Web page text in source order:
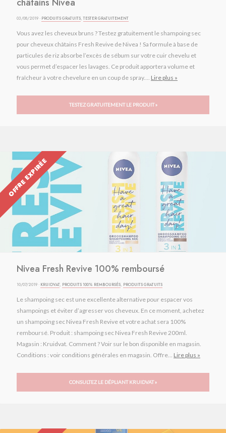
03/08/2019 · PRODUITS GRATUITS,TESTER GRATUITEMENT
Vous avez les cheveux bruns ? Testez gratuitement le shampoing sec
pour cheveux châtains Fresh Revive de Nivea ! Sa formule à base de
particules de riz absorbe l’excès de sébum sur votre cuir chevelu et
vous permet d’espacer les lavages. Ce produit apportera volume et
fraîcheur à votre chevelure en un coup de spray.... Lire plus »
TESTEZ GRATUITEMENT LE PRODUIT »
OFFRE EXPIRÉE
Nivea Fresh Revive 100% remboursé
10/07/2019 · KRUIDVAT, PRODUITS 100% REMBOURSÉS, PRODUITS GRATUITS
Le shampoing sec est une excellente alternative pour espacer vos
shampoings et éviter d’agresser vos cheveux. En ce moment, achetez
un shampoing sec Nivea Fresh Revive et votre achat sera 100%
remboursé. Produit : shampoing sec Nivea Fresh Revive 200ml.
Magasin : Kruidvat. Comment ? Voir sur le bon disponible en magasin.
Conditions : voir conditions générales en magasin. Offre... Lire plus »
CONSULTEZ LE DÉPLIANT KRUIDVAT »